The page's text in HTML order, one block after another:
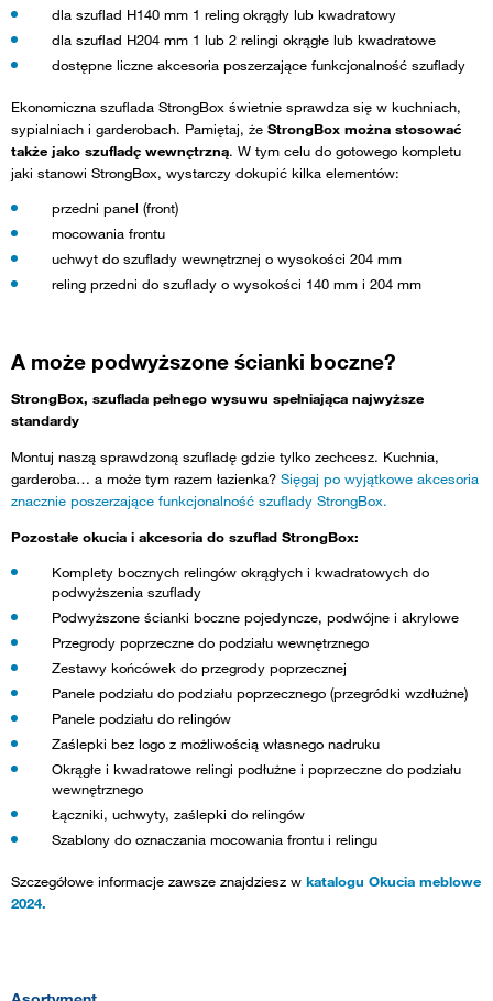
dla szuflad H140 mm 1 reling okrągły lub kwadratowy
dla szuflad H204 mm 1 lub 2 relingi okrągłe lub kwadratowe
dostępne liczne akcesoria poszerzające funkcjonalność szuflady
Ekonomiczna szuflada StrongBox świetnie sprawdza się w kuchniach,
sypialniach i garderobach. Pamiętaj, że StrongBox można stosować
także jako szufladę wewnętrzną. W tym celu do gotowego kompletu
jaki stanowi StrongBox, wystarczy dokupić kilka elementów:
przedni panel (front)
mocowania frontu
uchwyt do szuflady wewnętrznej o wysokości 204 mm
reling przedni do szuflady o wysokości 140 mm i 204 mm
A może podwyższone ścianki boczne?
StrongBox, szuflada pełnego wysuwu spełniająca najwyższe
standardy
Montuj naszą sprawdzoną szufladę gdzie tylko zechcesz. Kuchnia,
garderoba… a może tym razem łazienka? Sięgaj po wyjątkowe akcesoria
znacznie poszerzające funkcjonalność szuflady StrongBox.
Pozostałe okucia i akcesoria do szuflad StrongBox:
Komplety bocznych relingów okrągłych i kwadratowych do
podwyższenia szuflady
Podwyższone ścianki boczne pojedyncze, podwójne i akrylowe
Przegrody poprzeczne do podziału wewnętrznego
Zestawy końcówek do przegrody poprzecznej
Panele podziału do podziału poprzecznego (przegródki wzdłużne)
Panele podziału do relingów
Zaślepki bez logo z możliwością własnego nadruku
Okrągłe i kwadratowe relingi podłużne i poprzeczne do podziału
wewnętrznego
Łączniki, uchwyty, zaślepki do relingów
Szablony do oznaczania mocowania frontu i relingu
Szczegółowe informacje zawsze znajdziesz w katalogu Okucia meblowe
2024.